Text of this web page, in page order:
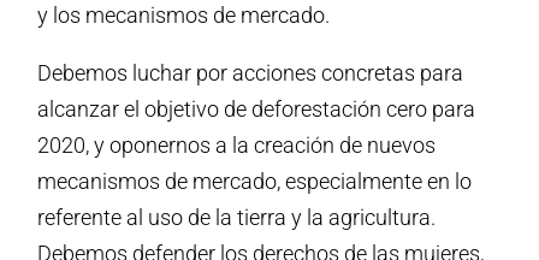
y los mecanismos de mercado.
Debemos luchar por acciones concretas para
alcanzar el objetivo de deforestación cero para
2020, y oponernos a la creación de nuevos
mecanismos de mercado, especialmente en lo
referente al uso de la tierra y la agricultura.
Debemos defender los derechos de las mujeres,